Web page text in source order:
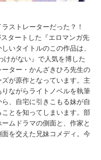
ラストレーターだった？！
タートした『エロマンガ先
いタイトルのこの作品は、
けがない』で人気を博した
ター・かんざきひろ先生の
が原作となっています。主
ながらライトノベルを執筆
、自宅に引きこもる妹が自
とを知ってしまいます。部
ムドラマの側面と、作家と
を交えた兄妹コメディ。今